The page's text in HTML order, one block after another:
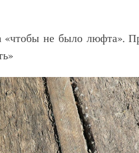
не было люфта».